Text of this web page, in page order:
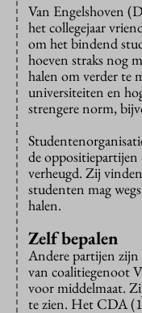
Van Engelshoven
het collegejaar
om het bindend
hoeven straks nog
halen om verder te
universiteiten en
strengere norm,
de
verheugd. Zij
studenten mag
halen.
Zelf bepalen
Andere partijen zijn
van coalitiegenoot
voor middelmaat.
te zien. Het CDA